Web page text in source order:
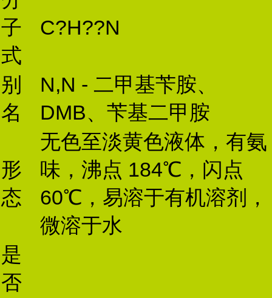
子
式
C?H??N
别
名
N,N - 二甲基苄胺、
DMB、苄基二甲胺
形
态
无色至淡黄色液体，有氨
味，沸点 184℃，闪点
60℃，易溶于有机溶剂，
微溶于水
是
否